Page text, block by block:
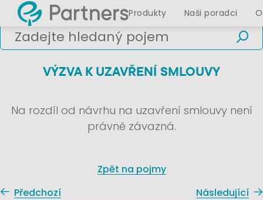
Produkty Naši poradci
VÝZVA K UZAVŘENÍ SMLOUVY
Na rozdíl od návrhu na uzavření smlouvy není
právně závazná.
Zpět na pojmy
Předchozí
Následující